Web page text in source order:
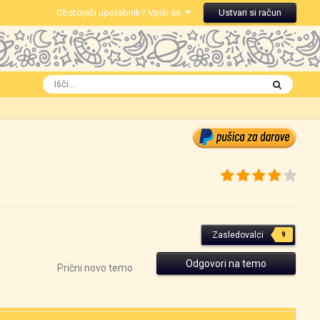
Obstoječi uporabnik? Vpiši se Ustvari si račun
Zasledovalci 9
Odgovori na temo
Prični novo temo